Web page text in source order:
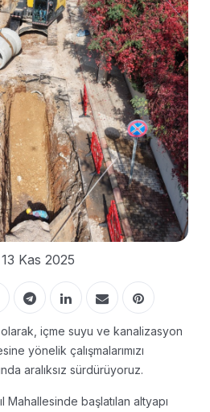
Kas 2025
içme suyu ve kanalizasyon
yönelik çalışmalarımızı
aralıksız sürdürüyoruz.
Mahallesinde başlatılan altyapı